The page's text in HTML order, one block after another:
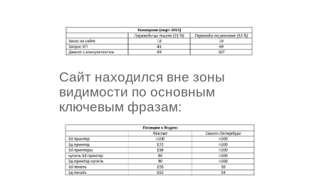
Сайт находился вне зоны
видимости по основным
ключевым фразам: